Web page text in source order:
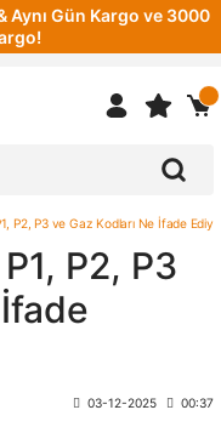
Aynı Gün Kargo ve 3000
P2, P3 ve Gaz Kodları Ne İfade
P2, P3
03-12-2025 00:37